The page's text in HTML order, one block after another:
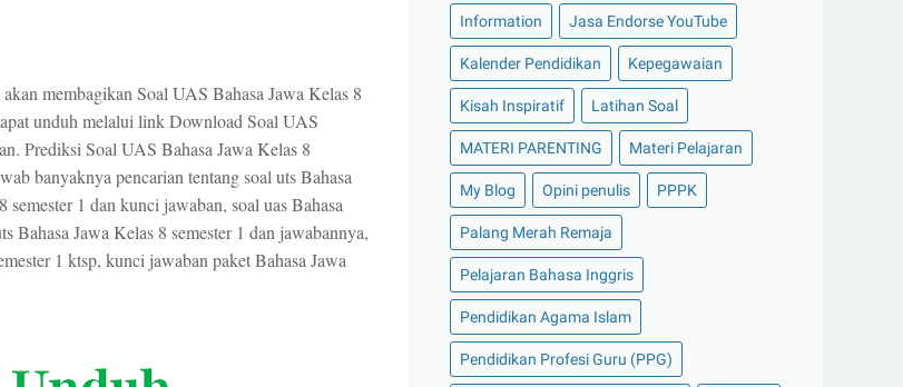
membagikan Soal UAS Bahasa Jawa Kelas 8
unduh melalui link Download Soal UAS
Prediksi Soal UAS Bahasa Jawa Kelas 8
banyaknya pencarian tentang soal uts Bahasa
1 dan kunci jawaban, soal uas Bahasa
Bahasa Jawa Kelas 8 semester 1 dan jawabannya,
1 ktsp, kunci jawaban paket Bahasa Jawa
Information Jasa Endorse YouTube
Kalender Pendidikan Kepegawaian
Kisah Inspiratif Latihan Soal
MATERI PARENTING Materi Pelajaran
My Blog Opini penulis PPPK
Palang Merah Remaja
Pelajaran Bahasa Inggris
Pendidikan Agama Islam
Pendidikan Profesi Guru (PPG)